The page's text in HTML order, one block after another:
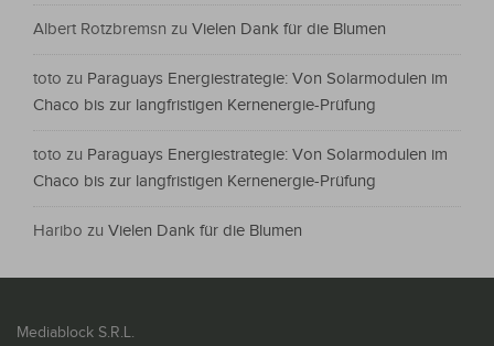
Albert Rotzbremsn zu Vielen Dank für die Blumen
toto zu Paraguays Energiestrategie: Von Solarmodulen im
Chaco bis zur langfristigen Kernenergie-Prüfung
toto zu Paraguays Energiestrategie: Von Solarmodulen im
Chaco bis zur langfristigen Kernenergie-Prüfung
Haribo zu Vielen Dank für die Blumen
Mediablock S.R.L.